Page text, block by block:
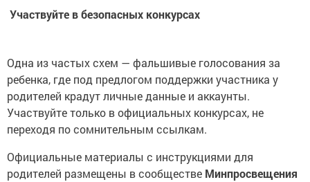
Участвуйте в безопасных конкурсах
Одна из частых схем — фальшивые голосования за
ребенка, где под предлогом поддержки участника у
родителей крадут личные данные и аккаунты.
Участвуйте только в официальных конкурсах, не
переходя по сомнительным ссылкам.
Официальные материалы с инструкциями для
родителей размещены в сообществе Минпросвещения